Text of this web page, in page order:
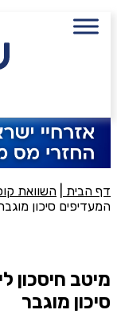
דף הבית השוואת
המעדיפים סיכון
מיטב חיסכון
סיכון מוגבר
פעולה נדרשת
היכן מנוהל
אני מאשר את